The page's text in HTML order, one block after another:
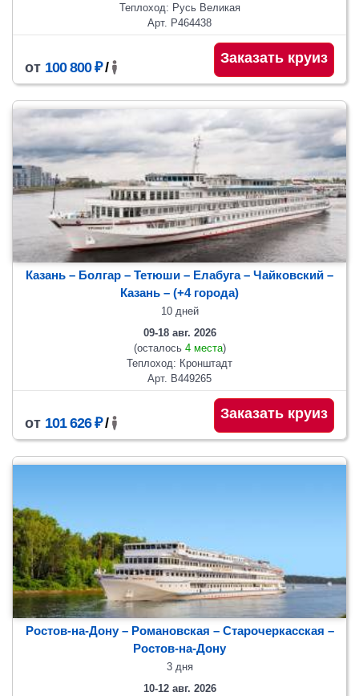
Теплоход: Русь Великая
Арт. Р464438
от 100 800 ₽/
Заказать круиз
Казань – Болгар – Тетюши – Елабуга – Чайковский –
Казань – (+4 города)
10 дней
09-18 авг. 2026
(осталось 4 места)
Теплоход: Кронштадт
Арт. В449265
от 101 626 ₽/
Заказать круиз
Ростов-на-Дону – Романовская – Старочеркасская –
Ростов-на-Дону
3 дня
10-12 авг. 2026